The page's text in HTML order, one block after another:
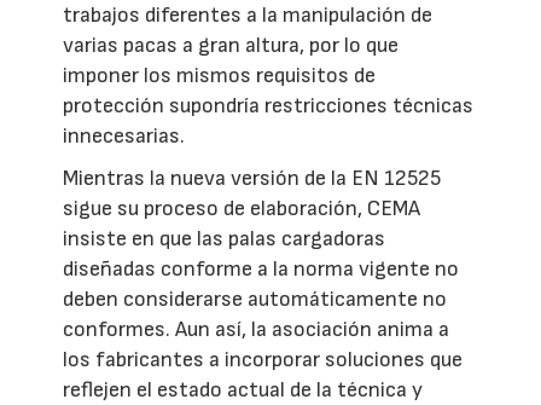
trabajos diferentes a la manipulación de
varias pacas a gran altura, por lo que
imponer los mismos requisitos de
protección supondría restricciones técnicas
innecesarias.
Mientras la nueva versión de la EN 12525
sigue su proceso de elaboración, CEMA
insiste en que las palas cargadoras
diseñadas conforme a la norma vigente no
deben considerarse automáticamente no
conformes. Aun así, la asociación anima a
los fabricantes a incorporar soluciones que
reflejen el estado actual de la técnica y